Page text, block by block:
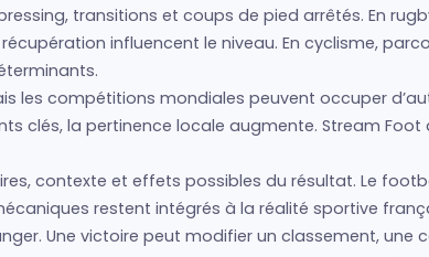
transitions et coups de pied arrêtés. En
influencent le niveau. En cyclisme,
les compétitions mondiales peuvent occuper
clés, la pertinence locale augmente. Stream
contexte et effets possibles du résultat. Le
restent intégrés à la réalité sportive
Une victoire peut modifier un classement,